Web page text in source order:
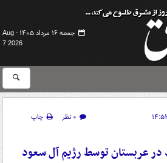
جمعه ۱۶ مرداد ۱۴۰۵ -
Aug
7 2026
۰ نظر
چاپ
عربستان توسط رژیم آل سعود